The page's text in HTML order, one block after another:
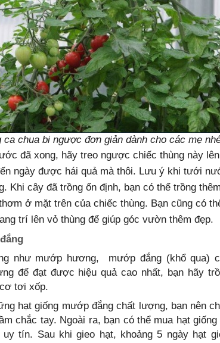
ca chua bi ngược đơn giản dành cho các mẹ
đã xong, hãy treo ngược chiếc thùng này
ngày được hái quả mà thôi. Lưu ý khi tưới
Khi cây đã trồng ổn định, bạn có thể trồng
ở mặt trên của chiếc thùng. Bạn cũng có
trí lên vỏ thùng để giúp góc vườn thêm đẹp.
như mướp hương, mướp đắng (khổ qua)
để đạt được hiệu quả cao nhất, bạn hãy
tơi xốp.
hạt giống mướp đắng chất lượng, bạn nên
chắc tay. Ngoài ra, bạn có thể mua hạt
uy tín. Sau khi gieo hạt, khoảng 5 ngày hạt